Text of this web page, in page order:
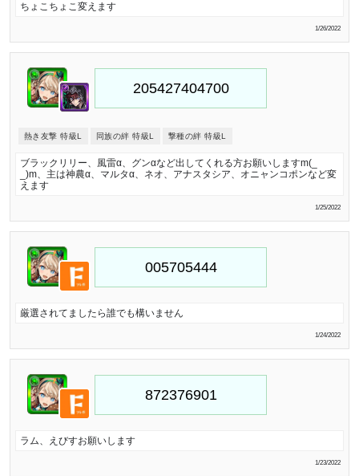
ちょこちょこ変えます
1/26/2022
熱き友撃 特級L 同族の絆 特級L 撃種の絆 特級L
ブラックリリー、風雷α、グンαなど出してくれる方お願いしますm(_
_)m、主は神農α、マルタα、ネオ、アナスタシア、オニャンコポンなど変
えます
1/25/2022
厳選されてましたら誰でも構いません
1/24/2022
ラム、えびすお願いします
1/23/2022